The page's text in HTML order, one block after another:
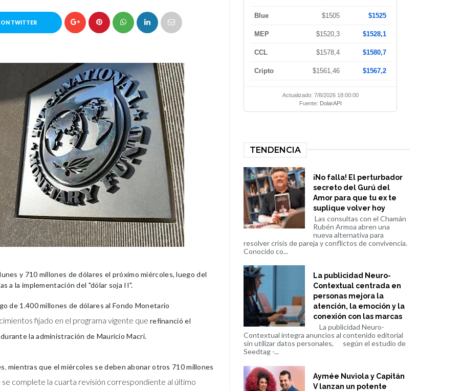
ON TWITTER
y 710 millones de dólares el próximo miércoles, luego del
a la implementación del "dólar soja II".
de 1.400 millones de dólares al Fondo Monetario
fijado en el programa vigente que refinanció el
la administración de Mauricio Macri.
, mientras que el miércoles se deben abonar otros 710 millones
complete la cuarta revisión correspondiente al último
Blue $1505 $1525
MEP $1520,3 $1528,1
CCL $1578,4 $1580,7
Cripto $1561,46 $1567,2
Actualizado: 7/8/2026 18:00:00
Fuente: DolarAPI
TENDENCIA
¡No falla! El perturbador
secreto del Gurú del
Amor para que tu ex te
suplique volver hoy
Las consultas con el Chamán
Rubén Armoa abren una
nueva alternativa para
resolver crisis de pareja y conflictos de convivencia.
Conocido co...
La publicidad Neuro-
Contextual centrada en
personas mejora la
atención, la emoción y la
conexión con las marcas
La publicidad Neuro-
Contextual integra anuncios al contenido editorial
sin utilizar datos personales, según el estudio de
Seedtag -...
Aymée Nuviola y Capitán
V lanzan un potente